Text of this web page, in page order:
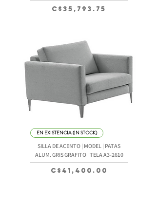
Precio
C$35,793.75
EN EXISTENCIA (IN STOCK)
SILLA DE ACENTO | MODEL | PATAS
ALUM. GRIS GRAFITO | TELA A3-2610
Precio
C$41,400.00